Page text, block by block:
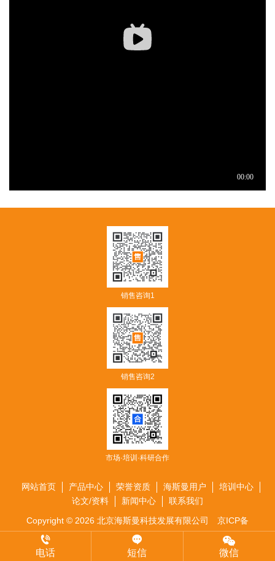
销售咨询1
销售咨询2
市场·培训·科研合作
网站首页 产品中心 荣誉资质 海斯曼用户
培训中心
论文/资料
新闻中心
联系我们
Copyright © 2026 北京海斯曼科技发展有限公司 京ICP备
17042384号-1
电话 短信 微信